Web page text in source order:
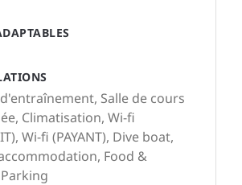
Salle de cours
Climatisation, Wi-fi
Wi-fi (PAYANT), Dive boat,
Food &